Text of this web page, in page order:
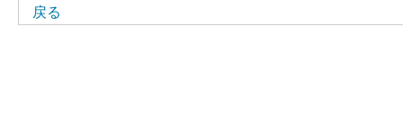
戻る